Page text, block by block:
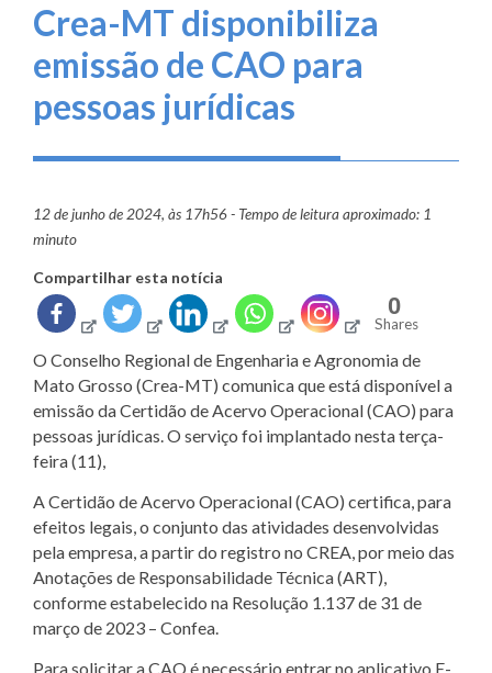
Crea-MT disponibiliza
emissão de CAO para
pessoas jurídicas
12 de junho de 2024, às 17h56 - Tempo de leitura aproximado: 1
minuto
Compartilhar esta notícia
0
Shares
O Conselho Regional de Engenharia e Agronomia de
Mato Grosso (Crea-MT) comunica que está disponível a
emissão da Certidão de Acervo Operacional (CAO) para
pessoas jurídicas. O serviço foi implantado nesta terça-
feira (11),
A Certidão de Acervo Operacional (CAO) certifica, para
efeitos legais, o conjunto das atividades desenvolvidas
pela empresa, a partir do registro no CREA, por meio das
Anotações de Responsabilidade Técnica (ART),
conforme estabelecido na Resolução 1.137 de 31 de
março de 2023 – Confea.
Para solicitar a CAO é necessário entrar no aplicativo E-